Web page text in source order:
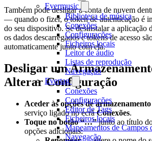
Evermusic
Biblioteca de música
Conexões
Configurações
Ficheiros locais
Leitor de áudio
Listas de reprodução
Navegação
Evertag
Conexões
Configurações
Editor de Tags
Ficheiros locais
Mapeamentos de Campos
Navegação
Também pode desligar a conta de nuvem
— quando o fizer, o token de autenticação é
do seu dispositivo. Se desinstalar a aplicação
os dados descarregados e tokens de acesso
automaticamente junto com ela.
Desligar um
Alterar Configuração
Aceder às opções de
serviço ligado no ecrãConexões.
Toque no botão “…”junto ao título
opções adicionais: